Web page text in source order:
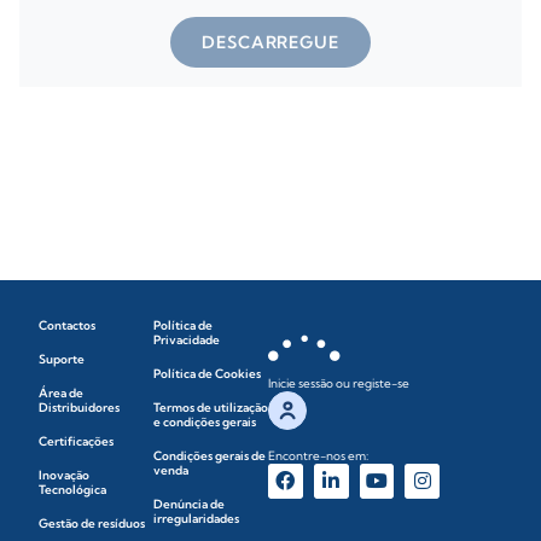
DESCARREGUE
Contactos
Suporte
Área de
Distribuidores
Certificações
Inovação
Tecnológica
Gestão de resíduos
Política de
Privacidade
Política de Cookies
Termos de utilização
e condições gerais
Condições gerais de
venda
Denúncia de
irregularidades
Inicie sessão ou registe-se
Encontre-nos em: